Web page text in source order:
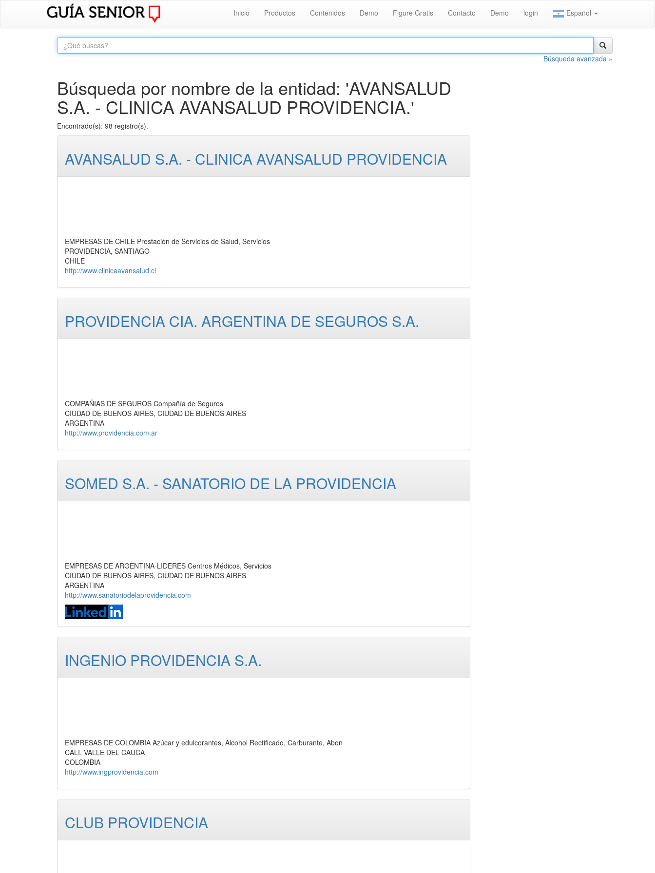
Inicio Productos Contenidos Demo Figure Gratis Contacto Demo login Español
Búsqueda avanzada »
Búsqueda por nombre de la entidad: 'AVANSALUD
S.A. - CLINICA AVANSALUD PROVIDENCIA.'
Encontrado(s): 98 registro(s).
AVANSALUD S.A. - CLINICA AVANSALUD PROVIDENCIA
EMPRESAS DE CHILE Prestación de Servicios de Salud, Servicios
PROVIDENCIA, SANTIAGO
CHILE
http://www.clinicaavansalud.cl
PROVIDENCIA CIA. ARGENTINA DE SEGUROS S.A.
COMPAÑIAS DE SEGUROS Compañía de Seguros
CIUDAD DE BUENOS AIRES, CIUDAD DE BUENOS AIRES
ARGENTINA
http://www.providencia.com.ar
SOMED S.A. - SANATORIO DE LA PROVIDENCIA
EMPRESAS DE ARGENTINA-LIDERES Centros Médicos, Servicios
CIUDAD DE BUENOS AIRES, CIUDAD DE BUENOS AIRES
ARGENTINA
http://www.sanatoriodelaprovidencia.com
INGENIO PROVIDENCIA S.A.
EMPRESAS DE COLOMBIA Azúcar y edulcorantes, Alcohol Rectificado, Carburante, Abon
CALI, VALLE DEL CAUCA
COLOMBIA
http://www.ingprovidencia.com
CLUB PROVIDENCIA